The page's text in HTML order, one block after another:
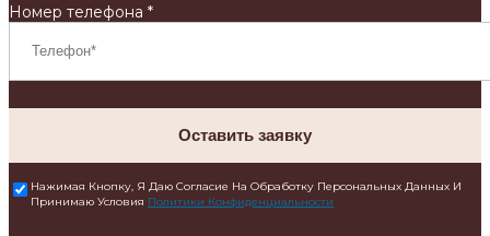
Номер телефона *
Оставить заявку
Нажимая Кнопку, Я Даю Согласие На Обработку Персональных Данных И
Принимаю Условия Политики Конфиденциальности